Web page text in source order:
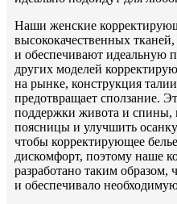
Наши женские
высококачественных
и обеспечивают идеальную
других моделей
на рынке, конструкция
предотвращает сползание.
поддержки живота и спины,
поясницы и улучшить
чтобы корректирующее
дискомфорт, поэтому наше
разработано таким образом,
и обеспечивало